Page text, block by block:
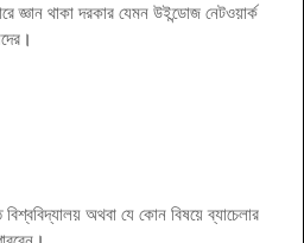
জ্ঞান থাকা দরকার যেমন উইন্ডোজ নেটওয়ার্ক
।
অথবা যে কোন বিষয়ে ব্যাচেলার